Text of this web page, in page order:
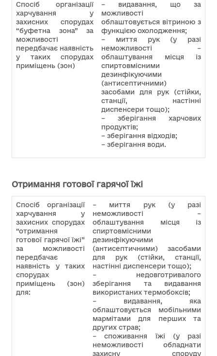
Спосіб організації
харчування у
захисних спорудах
“буфетна зона” за
можливості
передбачає наявність
у таких спорудах
приміщень (зон)
– видавання, що за
можливості
облаштовується вітриною з
функцією охолодження;
– миття рук (у разі
неможливості –
облаштування місця із
спиртовмісними
дезинфікуючими
(антисептичними)
засобами для рук (стійки,
станції, настінні
диспенсери тощо);
– зберігання харчових
продуктів;
– зберігання відходів;
– зберігання води.
Отримання готової гарячої їжі
Спосіб організації
харчування у
захисних спорудах
“отримання
готової гарячої їжі”
за можливості
передбачає
наявність у таких
спорудах
приміщень (зон)
для:
– миття рук (у разі
неможливості –
облаштування місця із
спиртовмісними
дезинфікуючими
(антисептичними) засобами
для рук (стійки, станції,
настінні диспенсери тощо);
– недовготривалого
зберігання та видавання
використаних термобоксів;
– видавання, яка
облаштовується мобільними
мармітами для перших та
других страв;
– споживання їжі (у разі
неможливості обладнати
захисну споруду